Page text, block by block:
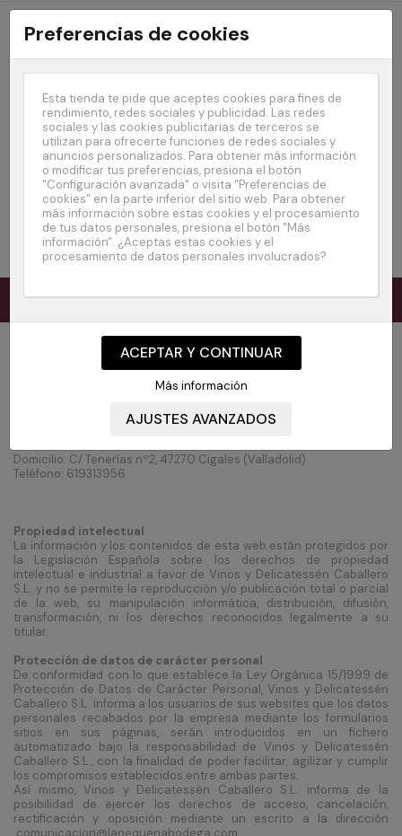
Preferencias de cookies
Esta tienda te pide que aceptes cookies para fines de
rendimiento, redes sociales y publicidad. Las redes
sociales y las cookies publicitarias de terceros se
utilizan para ofrecerte funciones de redes sociales y
anuncios personalizados. Para obtener más información
o modificar tus preferencias, presiona el botón
"Configuración avanzada" o visita "Preferencias de
cookies" en la parte inferior del sitio web. Para obtener
más información sobre estas cookies y el procesamiento
de tus datos personales, presiona el botón "Más
información". ¿Aceptas estas cookies y el
procesamiento de datos personales involucrados?
Más información
BUSCAR
Navegación
de
☰
Política de privacidad
Domicilio: C/ Tenerías nº2, 47270 Cigales (Valladolid)
Teléfono: 619313956
Propiedad intelectual
La información y los contenidos de esta web están protegidos por
la Legislación Española sobre los derechos de propiedad
intelectual e industrial a favor de Vinos y Delicatessén Caballero
S.L. y no se permite la reproducción y/o publicación total o parcial
de la web, su manipulación informática, distribución, difusión,
transformación, ni los derechos reconocidos legalmente a su
titular.
Protección de datos de carácter personal
De conformidad con lo que establece la Ley Orgánica 15/1999 de
Protección de Datos de Carácter Personal, Vinos y Delicatessén
Caballero S.L. informa a los usuarios de sus websites que los datos
personales recabados por la empresa mediante los formularios
sitios en sus páginas, serán introducidos en un fichero
automatizado bajo la responsabilidad de Vinos y Delicatessén
Caballero S.L., con la finalidad de poder facilitar, agilizar y cumplir
los compromisos establecidos entre ambas partes.
Así mismo, Vinos y Delicatessén Caballero S.L. informa de la
posibilidad de ejercer los derechos de acceso, cancelación,
rectificación y oposición mediante un escrito a la dirección
comunicacion@lapequenabodega.com